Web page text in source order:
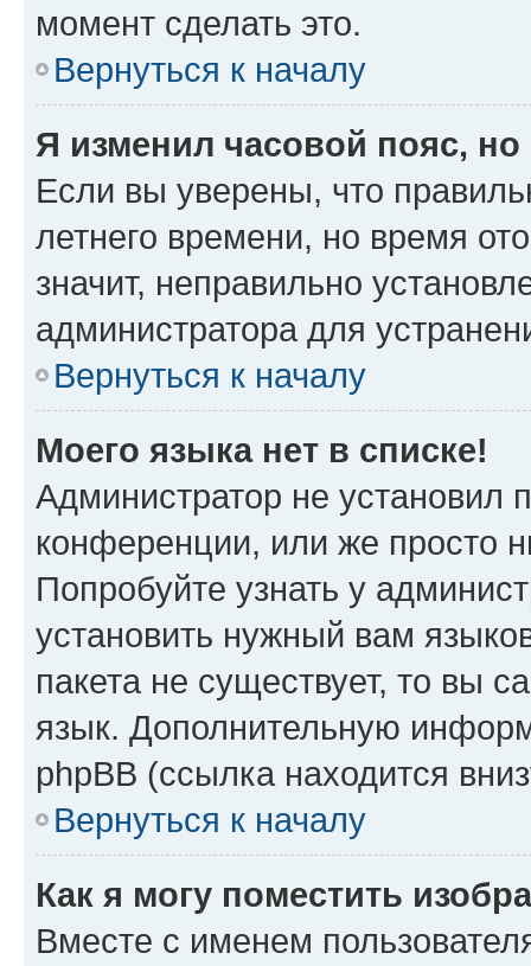
момент сделать это.
Вернуться к началу
Я изменил часовой пояс,
Если вы уверены, что
летнего времени, но время
значит, неправильно
администратора для
Вернуться к началу
Моего языка нет в списке!
Администратор не установил
конференции, или же просто
Попробуйте узнать у
установить нужный вам
пакета не существует, то вы
язык. Дополнительную
phpBB (ссылка находится
Вернуться к началу
Как я могу поместить
Вместе с именем